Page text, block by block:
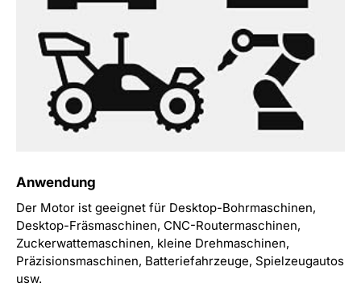
Anwendung
Der Motor ist geeignet für Desktop-Bohrmaschinen,
Desktop-Fräsmaschinen, CNC-Routermaschinen,
Zuckerwattemaschinen, kleine Drehmaschinen,
Präzisionsmaschinen, Batteriefahrzeuge, Spielzeugautos
usw.